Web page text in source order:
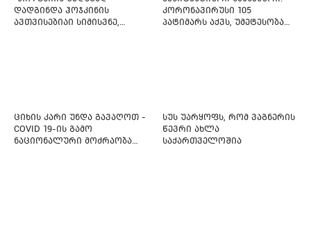
დადგინდა ჰოჯკინის
ავთვისებიაი სიმისვნე,
კორონავირუსი 105
პატიმარს აქვს, უმეტესობა
ციხის კარი უნდა გავაღოთ -
COVID 19-ის გამო
ნაციონალური მოძრაობა
სუს უარყოფს, რომ ვაგნერის
წევრი ახლა
საქართველოშია